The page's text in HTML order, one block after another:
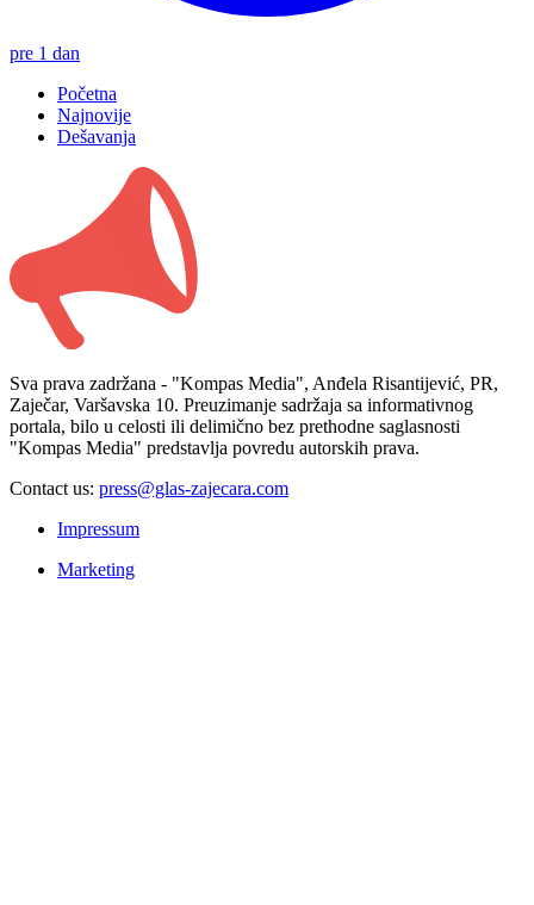
pre 1 dan
Početna
Najnovije
Dešavanja
Sva prava zadržana - "Kompas Media", Anđela Risantijević, PR,
Zaječar, Varšavska 10. Preuzimanje sadržaja sa informativnog
portala, bilo u celosti ili delimično bez prethodne saglasnosti
"Kompas Media" predstavlja povredu autorskih prava.
Contact us: press@glas-zajecara.com
Impressum
Marketing